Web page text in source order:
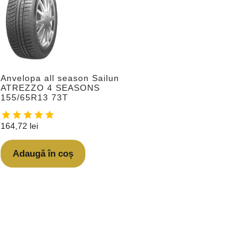
Anvelopa all season Sailun
ATREZZO 4 SEASONS
155/65R13 73T
164,72 lei
Adaugă în coș